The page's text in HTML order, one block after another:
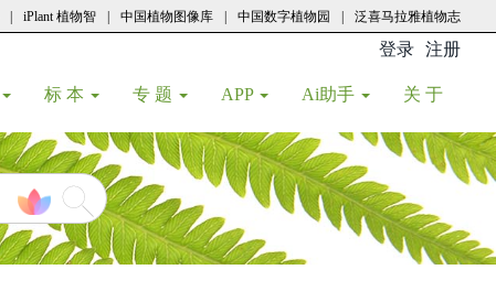
iPlant 植物智 中国植物图像库 中国数字植物园 泛喜马拉雅植物志
登录 注册
标 本 专 题 APP Ai助手 关 于